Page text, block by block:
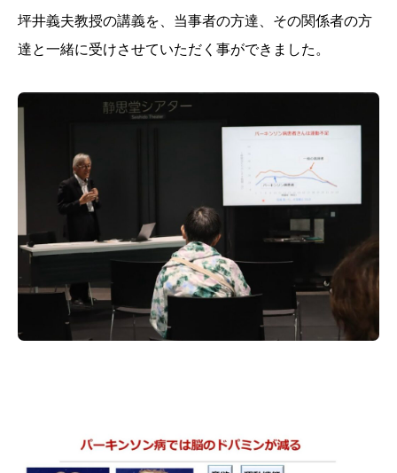
坪井義夫教授の講義を、当事者の方達、その関係者の方
達と一緒に受けさせていただく事ができました。